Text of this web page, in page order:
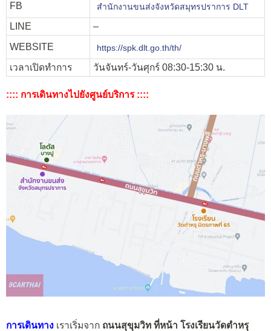
FB สำนักงานขนส่งจังหวัดสมุทรปราการ DLT
LINE
–
WEBSITE
https://spk.dlt.go.th/th/
เวลาเปิดทำการ วันจันทร์-วันศุกร์ 08:30-15:30 น.
:::: การเดินทางไปยังศูนย์บริการ ::::
การเดินทาง เราเริ่มจาก ถนนสุขุมวิท ที่หน้า โรงเรียนวัดตำหรุ